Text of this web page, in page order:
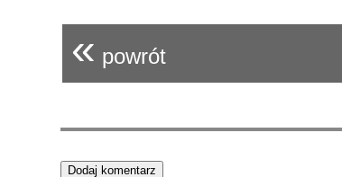
« powrót